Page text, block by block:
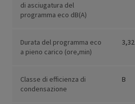
di asciugatura del
programma eco dB(A)
Durata del programma eco
a pieno carico (ore,min)
3,32
Classe di efficienza di
condensazione
B